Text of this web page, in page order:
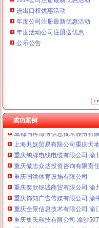
进出口权优惠活动
年度公司注册最新优惠活动
年度活动公司注册送优惠
公示公告
成功案例
重庆鸽牌电线电缆有限公司 渝
重庆傲志众达投资咨询有限责
重庆盛旗投资咨询有限公司 渝
重庆华康假肢矫形有限公司 渝
成都国科海博信息技术股份有
上海兆妩贸易有限公司重庆天
重庆鸽牌电线电缆有限公司 渝
重庆傲志众达投资咨询有限责
重庆国洪体育设施有限公司
重庆奕欣锦诚商贸有限公司 渝
重庆饰知广告传媒有限公司 渝
重庆全景信息技术有限公司 渝
重庆集氏科技有限公司 渝沙50
重庆盛旗投资咨询有限公司 渝